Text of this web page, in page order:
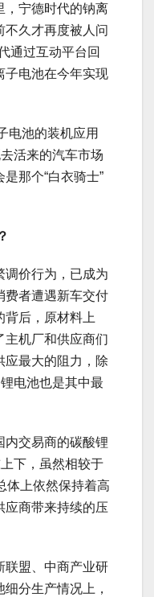
，宁德时代的钠离
不久才再度被人问
通过互动平台回
子电池在今年实现
电池的装机应用
活来的汽车市场
那个“白衣骑士”
调价行为，已成为
费者遭遇新车交付
背后，原材料上
主机厂和供应商们
应最大的阻力，除
电池也是其中最
内交易商的碳酸锂
下，虽然相较于
体上依然保持着高
应商带来持续的压
联盟、中商产业研
分生产情况上，